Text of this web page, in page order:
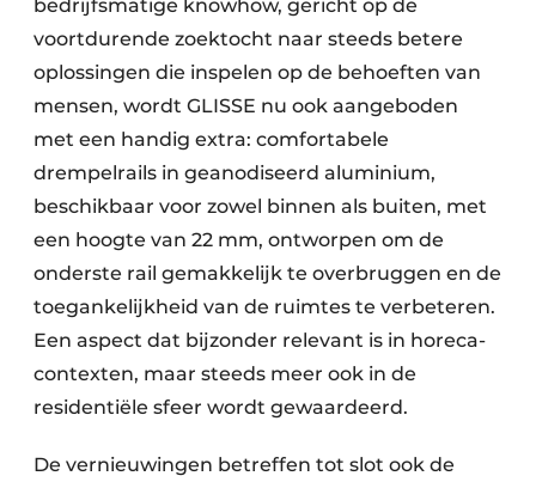
bedrijfsmatige knowhow, gericht op de
voortdurende zoektocht naar steeds betere
oplossingen die inspelen op de behoeften van
mensen, wordt GLISSE nu ook aangeboden
met een handig extra: comfortabele
drempelrails in geanodiseerd aluminium,
beschikbaar voor zowel binnen als buiten, met
een hoogte van 22 mm, ontworpen om de
onderste rail gemakkelijk te overbruggen en de
toegankelijkheid van de ruimtes te verbeteren.
Een aspect dat bijzonder relevant is in horeca-
contexten, maar steeds meer ook in de
residentiële sfeer wordt gewaardeerd.
De vernieuwingen betreffen tot slot ook de